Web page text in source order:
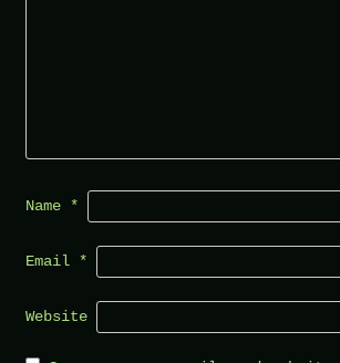
Name *
Email *
Website